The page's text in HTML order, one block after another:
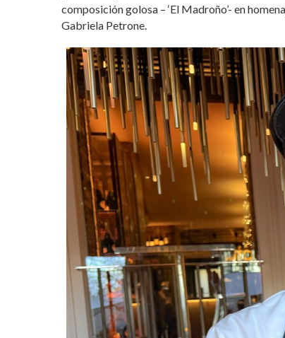
composición golosa – ‘El Madroño’- en
Gabriela Petrone.